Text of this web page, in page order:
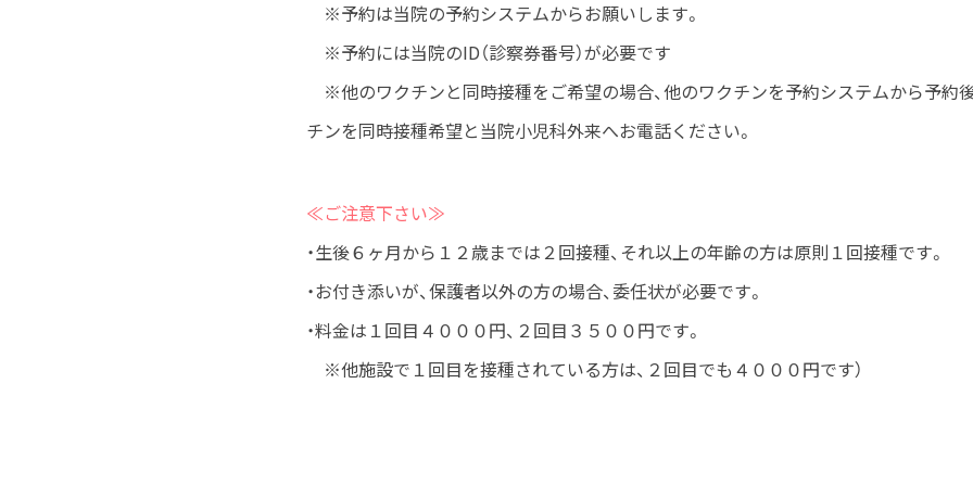
※予約は当院の予約システムからお願いします。
※予約には当院のID（診察券番号）が必要です
※他のワクチンと同時接種をご希望の場合、他のワクチンを予約システムから予約
チンを同時接種希望と当院小児科外来へお電話ください。
≪ご注意下さい≫
・生後６ヶ月から１２歳までは２回接種、それ以上の年齢の方は原則１回接種です。
・お付き添いが、保護者以外の方の場合、委任状が必要です。
・料金は１回目４０００円、２回目３５００円です。
※他施設で１回目を接種されている方は、２回目でも４０００円です）